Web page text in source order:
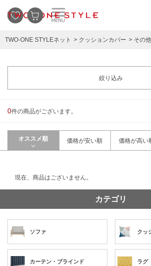
TWO-ONE STYLEネット クッションカバー その
絞り込み
0件の商品がございます。
オススメ順 価格が安い順 価格が高い
現在、商品はございません。
カテゴリ
ソファ クッ
カーテン・ブラインド ラグ